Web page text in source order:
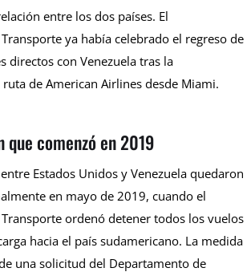
entre los dos países. El
ya había celebrado el regreso de
directos con Venezuela tras la
de American Airlines desde Miami.
que comenzó en 2019
Estados Unidos y Venezuela quedaron
en mayo de 2019, cuando el
ordenó detener todos los vuelos
hacia el país sudamericano. La medida
una solicitud del Departamento de